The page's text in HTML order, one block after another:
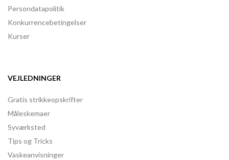
Persondatapolitik
Konkurrencebetingelser
Kurser
VEJLEDNINGER
Gratis strikkeopskrifter
Måleskemaer
Syværksted
Tips og Tricks
Vaskeanvisninger